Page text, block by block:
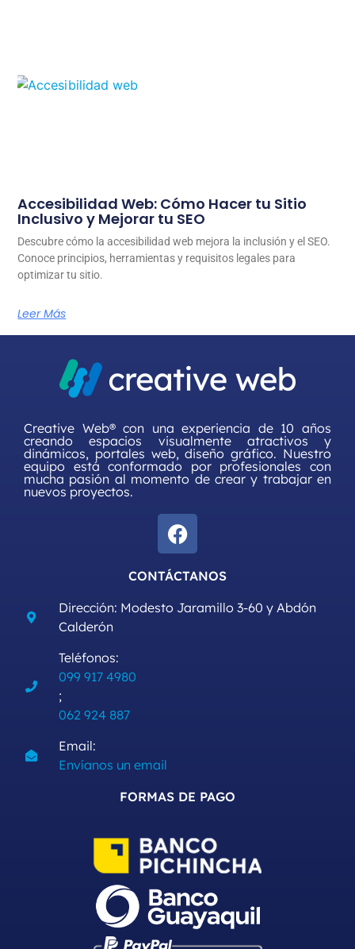
Accesibilidad Web: Cómo Hacer tu Sitio
Inclusivo y Mejorar tu SEO
Descubre cómo la accesibilidad web mejora la inclusión y el SEO.
Conoce principios, herramientas y requisitos legales para
optimizar tu sitio.
Leer Más
Creative Web® con una experiencia de 10 años
creando espacios visualmente atractivos y
dinámicos, portales web, diseño gráfico. Nuestro
equipo está conformado por profesionales con
mucha pasión al momento de crear y trabajar en
nuevos proyectos.
CONTÁCTANOS
Dirección: Modesto Jaramillo 3-60 y Abdón
Calderón
Teléfonos:
099 917 4980
;
062 924 887
Email:
Envíanos un email
FORMAS DE PAGO